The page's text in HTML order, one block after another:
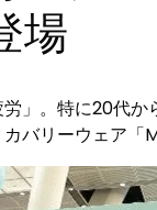
場
」。特に20代
バリーウェア「